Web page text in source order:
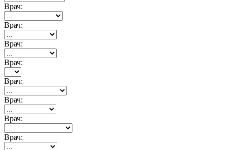
Врач:
Врач:
Врач:
Врач:
Врач:
Врач:
Врач:
Врач: